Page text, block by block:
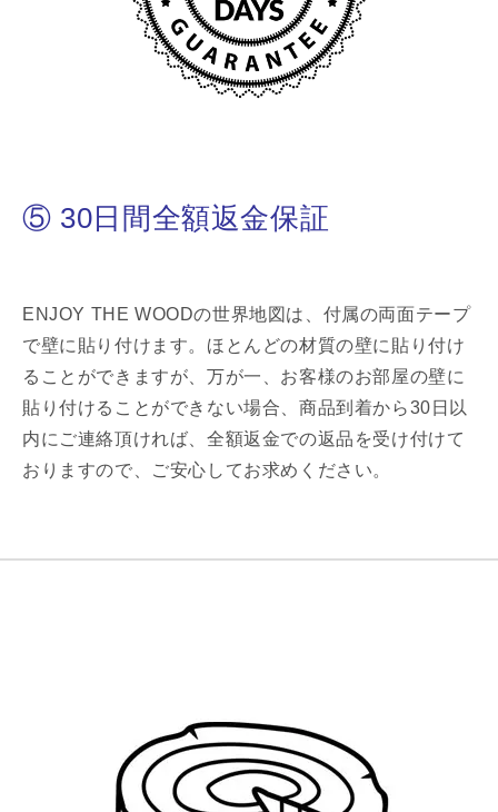
⑤ 30日間全額返金保証
ENJOY THE WOODの世界地図は、付属の両面テープ
で壁に貼り付けます。ほとんどの材質の壁に貼り付け
ることができますが、万が一、お客様のお部屋の壁に
貼り付けることができない場合、商品到着から30日以
内にご連絡頂ければ、全額返金での返品を受け付けて
おりますので、ご安心してお求めください。